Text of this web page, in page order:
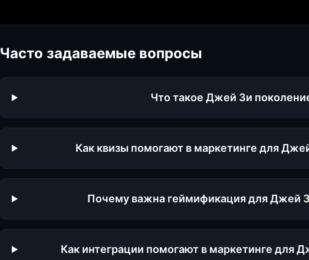
Часто задаваемые вопросы
Что такое Джей Зи
Как квизы помогают в маркетинге для
Почему важна геймификация для Джей
Как интеграции помогают в маркетинге для